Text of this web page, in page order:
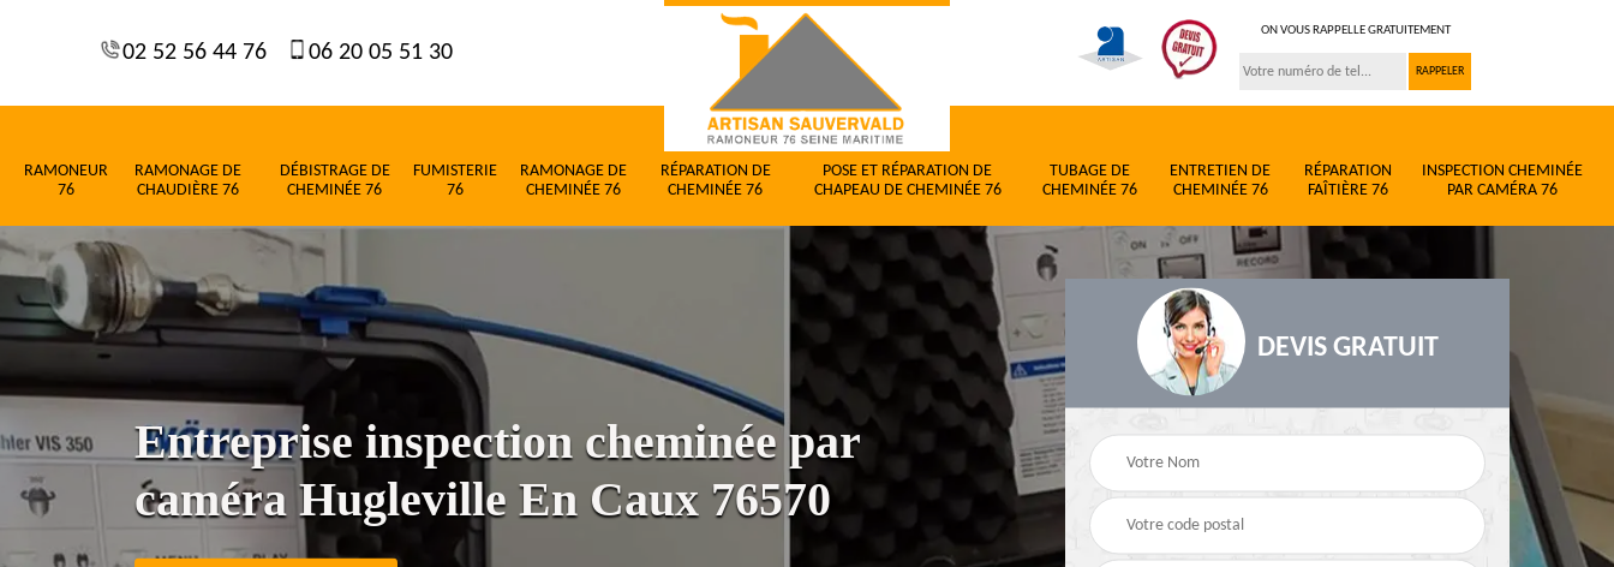
02 52 56 44 76 06 20 05 51 30
ON VOUS RAPPELLE GRATUITEMENT
RAMONEUR
76
RAMONAGE DE
CHAUDIÈRE 76
DÉBISTRAGE DE
CHEMINÉE 76
FUMISTERIE
76
RAMONAGE DE
CHEMINÉE 76
RÉPARATION DE
CHEMINÉE 76
POSE ET RÉPARATION DE
CHAPEAU DE CHEMINÉE 76
TUBAGE DE
CHEMINÉE 76
ENTRETIEN DE
CHEMINÉE 76
RÉPARATION
FAÎTIÈRE 76
INSPECTION CHEMINÉE
PAR CAMÉRA 76
Entreprise inspection cheminée par
caméra Hugleville En Caux 76570
DEVIS GRATUIT